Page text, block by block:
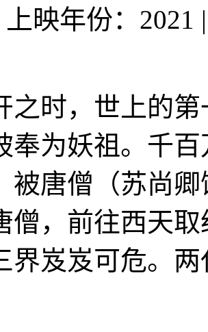
上映年份：2021 |
之时，世上的
奉为妖祖。千
被唐僧（苏尚
僧，前往西天
界岌岌可危。